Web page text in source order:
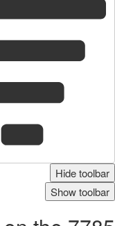
Hide toolbar
Show toolbar